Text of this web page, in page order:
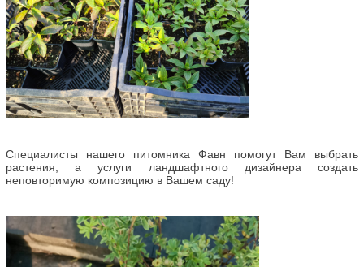
Специалисты нашего питомника Фавн помогут Вам выбрать
растения, а услуги ландшафтного дизайнера создать
неповторимую композицию в Вашем саду!